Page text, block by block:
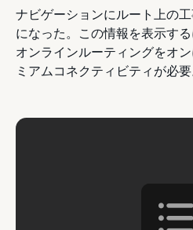
ナビゲーションにルート上の
になった。この情報を表示す
オンラインルーティングをオ
ミアムコネクティビティが必要